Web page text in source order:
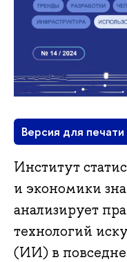
Версия для печати
Институт
и экономики
анализирует
технологий
(ИИ) в